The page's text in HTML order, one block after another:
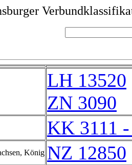
LH 13520
ZN 3090
KK 3111
König NZ 12850